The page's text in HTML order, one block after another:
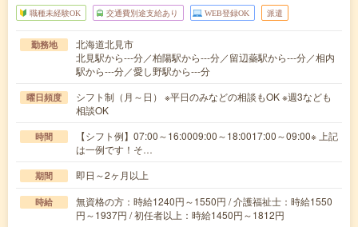
職種未経験OK 交通費別途支給あり WEB登録OK 派遣
勤務地
北海道北見市
北見駅から---分／柏陽駅から---分／留辺蘂駅から---分／相内
駅から---分／愛し野駅から---分
曜日頻度
シフト制（月～日） ※平日のみなどの相談もOK ※週3なども
相談OK
時間
【シフト例】07:00～16:0009:00～18:0017:00～09:00※ 上記
は一例です！そ…
期間 即日～2ヶ月以上
時給
無資格の方：時給1240円～1550円 / 介護福祉士：時給1550
円～1937円 / 初任者以上：時給1450円～1812円